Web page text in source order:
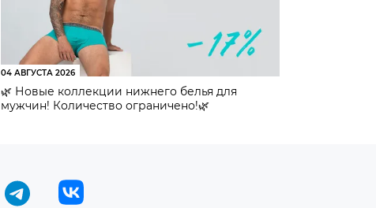
04 АВГУСТА 2026
🌿 Новые коллекции нижнего белья для
мужчин! Количество ограничено!🌿